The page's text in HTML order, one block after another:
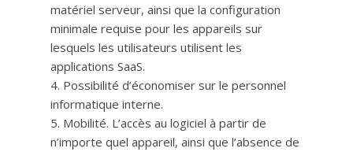
matériel serveur, ainsi que la configuration
minimale requise pour les appareils sur
lesquels les utilisateurs utilisent les
applications SaaS.
4. Possibilité d’économiser sur le personnel
informatique interne.
5. Mobilité. L’accès au logiciel à partir de
n’importe quel appareil, ainsi que l’absence de